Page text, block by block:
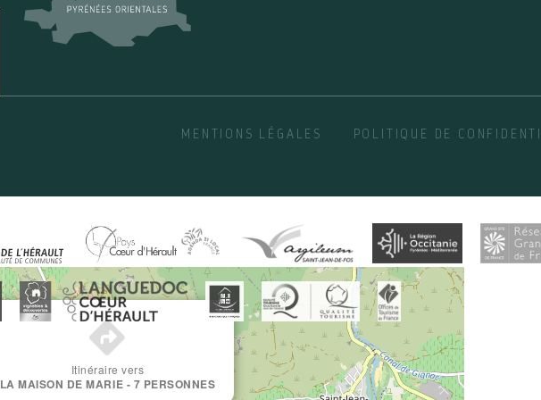
Itinéraire vers
LA MAISON DE MARIE - 7 PERSONNES
×
MENTIONS LÉGALES POLITIQUE DE